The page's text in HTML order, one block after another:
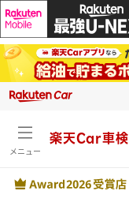
メニュー
楽天Car車検